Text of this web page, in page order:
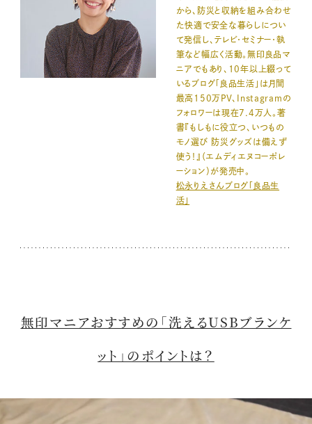
から、防災と収納を組み合わせ
た快適で安全な暮らしについ
て発信し、テレビ・セミナー・執
筆など幅広く活動。無印良品マ
ニアでもあり、10年以上綴って
いるブログ「良品生活」は月間
最高150万PV、Instagramの
フォロワーは現在7.4万人。著
書『もしもに役立つ、いつもの
モノ選び 防災グッズは備えず
使う！』（エムディエヌコーポレ
ーション）が発売中。
松永りえさんブログ「良品生
活」
無印マニアおすすめの「洗えるUSBブランケ
ット」のポイントは？